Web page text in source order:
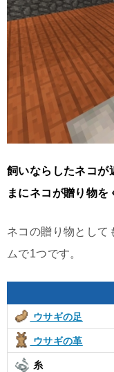
飼いならしたネコが
まにネコが贈り物を
ネコの贈り物として
ムで1つです。
ウサギの足
ウサギの革
糸